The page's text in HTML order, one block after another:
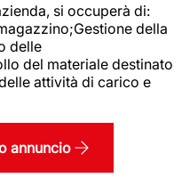
si occuperà di:
della
delle
del materiale destinato
attività di carico e
annuncio